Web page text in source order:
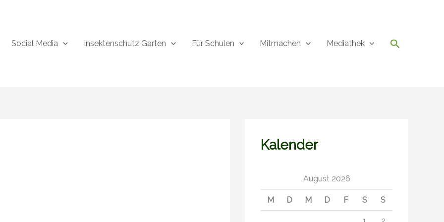
Social Media Insektenschutz Garten Für Schulen Mitmachen Mediathek Suchen
Kalender
August 2026
M D M D F S S